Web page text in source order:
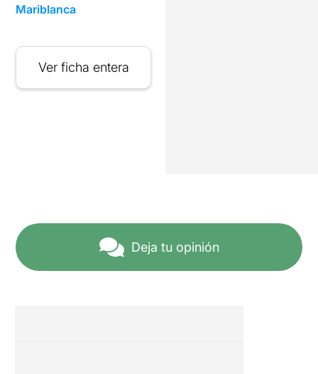
Mariblanca
Ver ficha entera
Deja tu opinión